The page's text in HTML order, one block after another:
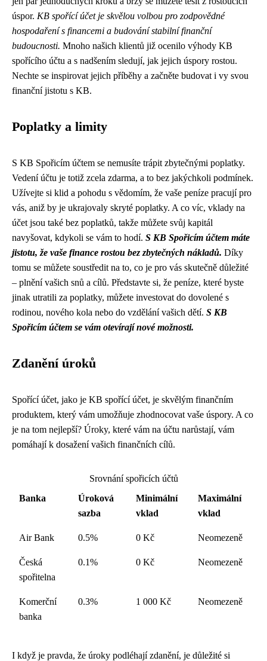
úspor. KB spořící účet je skvělou volbou pro zodpovědné
hospodaření s financemi a budování stabilní finanční
budoucnosti. Mnoho našich klientů již ocenilo výhody KB
spořícího účtu a s nadšením sledují, jak jejich úspory rostou.
Nechte se inspirovat jejich příběhy a začněte budovat i vy svou
finanční jistotu s KB.
Poplatky a limity
S KB Spořicím účtem se nemusíte trápit zbytečnými poplatky.
Vedení účtu je totiž zcela zdarma, a to bez jakýchkoli podmínek.
Užívejte si klid a pohodu s vědomím, že vaše peníze pracují pro
vás, aniž by je ukrajovaly skryté poplatky. A co víc, vklady na
účet jsou také bez poplatků, takže můžete svůj kapitál
navyšovat, kdykoli se vám to hodí. S KB Spořicím účtem máte
jistotu, že vaše finance rostou bez zbytečných nákladů. Díky
tomu se můžete soustředit na to, co je pro vás skutečně důležité
– plnění vašich snů a cílů. Představte si, že peníze, které byste
jinak utratili za poplatky, můžete investovat do dovolené s
rodinou, nového kola nebo do vzdělání vašich dětí. S KB
Spořicím účtem se vám otevírají nové možnosti.
Zdanění úroků
Spořící účet, jako je KB spořící účet, je skvělým finančním
produktem, který vám umožňuje zhodnocovat vaše úspory. A co
je na tom nejlepší? Úroky, které vám na účtu narůstají, vám
pomáhají k dosažení vašich finančních cílů.
Srovnání spořicích účtů
Banka
Úroková
sazba
Minimální
vklad
Maximální
vklad
Air Bank 0.5% 0 Kč Neomezeně
Česká
spořitelna
0.1% 0 Kč Neomezeně
Komerční
banka
0.3% 1 000 Kč Neomezeně
I když je pravda, že úroky podléhají zdanění, je důležité si